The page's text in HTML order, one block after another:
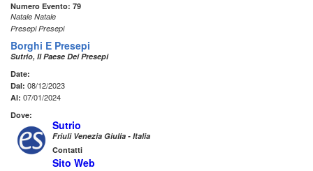
Numero Evento: 79
Natale Natale
Presepi Presepi
Borghi E Presepi
Sutrio, Il Paese Dei Presepi
Date:
Dal: 08/12/2023
Al: 07/01/2024
Dove:
Sutrio
Friuli Venezia Giulia - Italia
Contatti
Sito Web